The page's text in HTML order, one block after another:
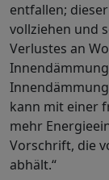
entfallen;
vollziehen und
Verlustes an
kann mit einer
mehr
Vorschrift, die
abhält.“